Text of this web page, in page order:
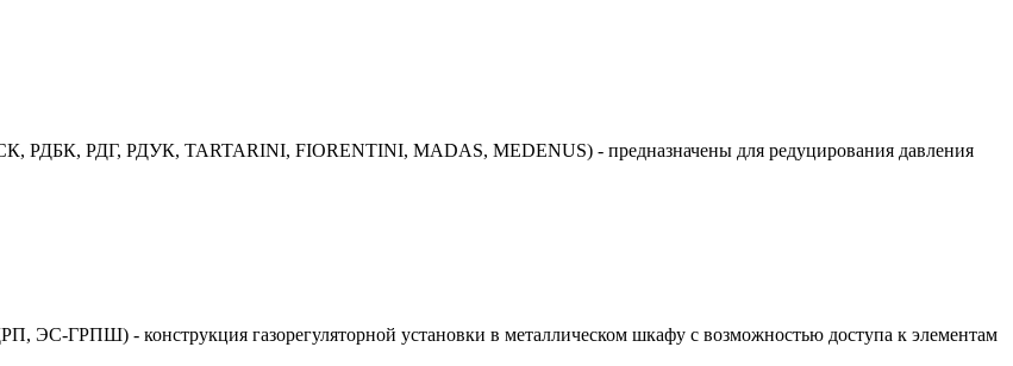
РДБК, РДГ, РДУК, TARTARINI, FIORENTINI, MADAS, MEDENUS) - предназначены для редуцирования давления
ГРПШ) - конструкция газорегуляторной установки в металлическом шкафу с возможностью доступа к элементам